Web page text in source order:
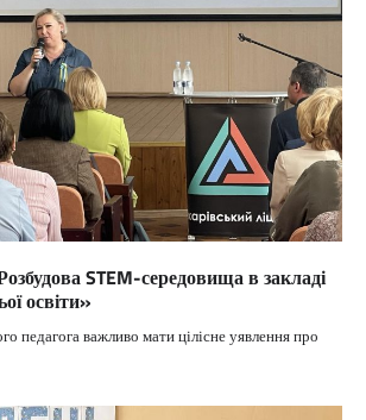
STEM-середовища в закладі
освіти»
педагога важливо мати цілісне уявлення про